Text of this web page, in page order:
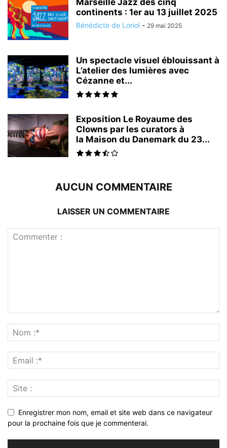
continents : 1er au 13 juillet 2025
Bénédicte de Loriol - 29 mai 2025
Un spectacle visuel éblouissant à
L’atelier des lumières avec
Cézanne et...
Exposition Le Royaume des
Clowns par les curators à
la Maison du Danemark du 23...
AUCUN COMMENTAIRE
LAISSER UN COMMENTAIRE
Enregistrer mon nom, email et site web dans ce navigateur
pour la prochaine fois que je commenterai.